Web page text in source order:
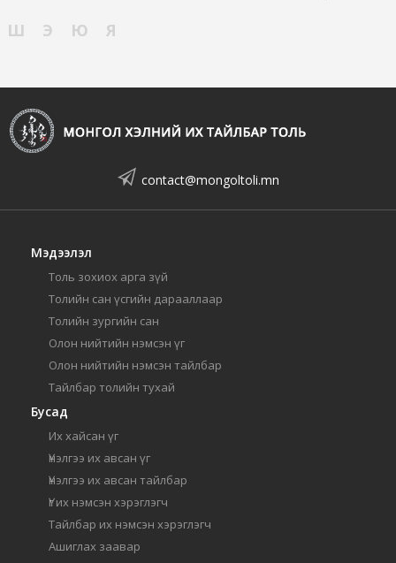
Ш
Э Ю Я
contact@mongoltoli.mn
Мэдээлэл
Толь зохиох арга зүй
Толийн сан үсгийн дарааллаар
Толийн зургийн сан
Олон нийтийн нэмсэн үг
Олон нийтийн нэмсэн тайлбар
Тайлбар толийн тухай
Бусад
Их хайсан үг
Үнэлгээ их авсан үг
Үнэлгээ их авсан тайлбар
Үг их нэмсэн хэрэглэгч
Тайлбар их нэмсэн хэрэглэгч
Ашиглах заавар